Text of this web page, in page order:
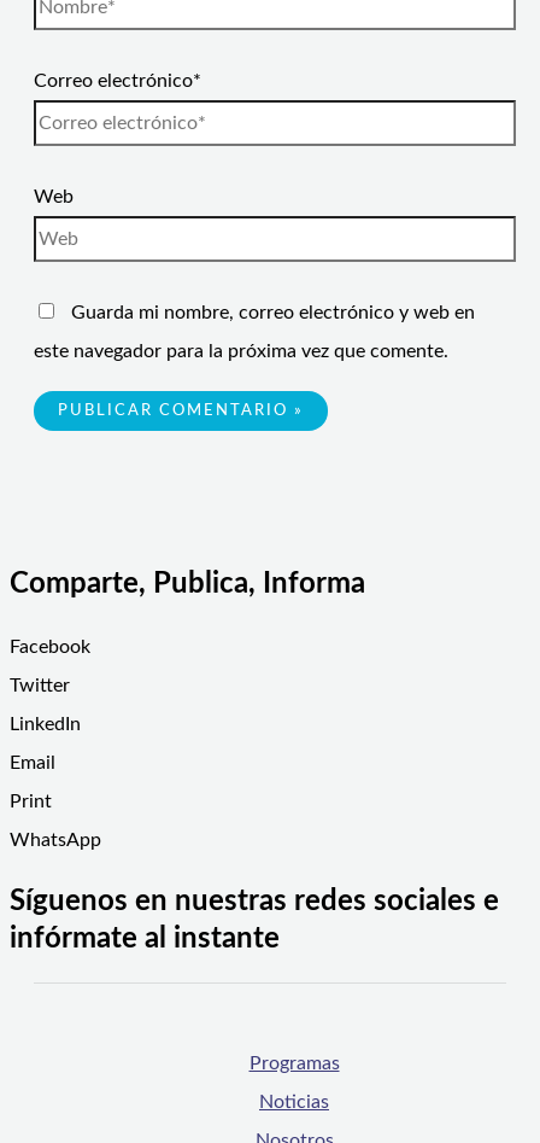
Correo electrónico*
Web
Guarda mi nombre, correo electrónico y web en
este navegador para la próxima vez que comente.
Comparte, Publica, Informa
Facebook
Twitter
LinkedIn
Email
Print
WhatsApp
Síguenos en nuestras redes sociales e
infórmate al instante
Programas
Noticias